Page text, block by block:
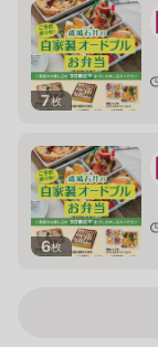
7枚
6枚